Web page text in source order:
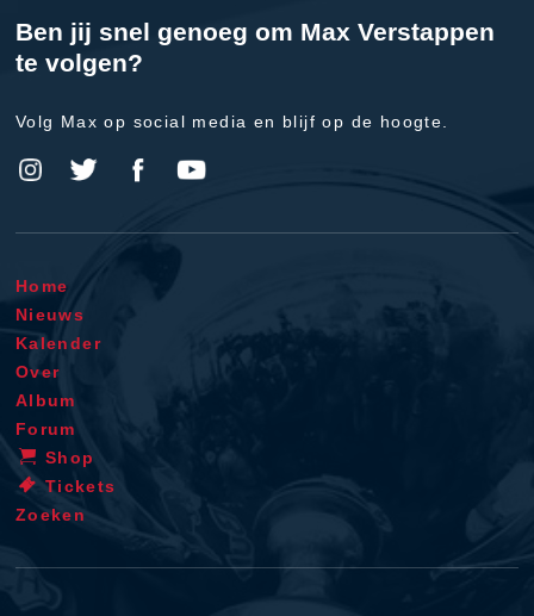
Ben jij snel genoeg om Max Verstappen
te volgen?
Volg Max op social media en blijf op de hoogte.
Home
Nieuws
Kalender
Over
Album
Forum
Shop
Tickets
Zoeken